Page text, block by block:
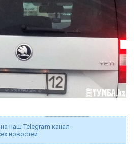
наш Telegram канал -
новостей